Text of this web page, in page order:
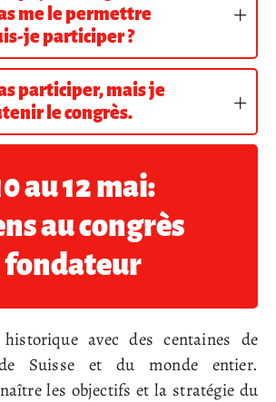
me le permettre
je participer ?
participer, mais je
le congrès.
au 12 mai:
au congrès
fondateur
avec des centaines de
Suisse et du monde entier.
les objectifs et la stratégie du